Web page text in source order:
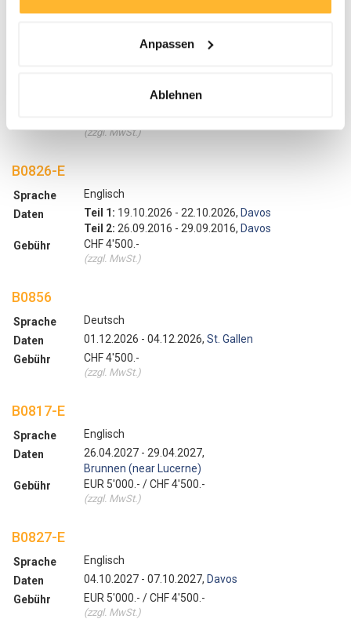
Anpassen
Ablehnen
Daten & Preise
21.09.2026 - 24.09.2026,
(zzgl. MwSt.)
B0826-E
Sprache
Englisch
Daten
Teil 1: 19.10.2026 - 22.10.2026, Davos
Teil 2: 26.09.2016 - 29.09.2016, Davos
Gebühr
CHF 4'500.-
(zzgl. MwSt.)
B0856
Sprache
Deutsch
Daten
01.12.2026 - 04.12.2026, St. Gallen
Gebühr
CHF 4'500.-
(zzgl. MwSt.)
B0817-E
Sprache
Englisch
Daten
26.04.2027 - 29.04.2027,
Brunnen (near Lucerne)
Gebühr
EUR 5'000.- / CHF 4'500.-
(zzgl. MwSt.)
B0827-E
Sprache
Englisch
Daten
04.10.2027 - 07.10.2027, Davos
Gebühr
EUR 5'000.- / CHF 4'500.-
(zzgl. MwSt.)